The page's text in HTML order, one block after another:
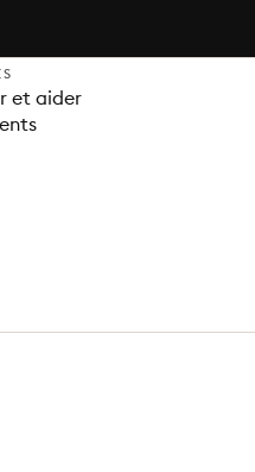
et aider